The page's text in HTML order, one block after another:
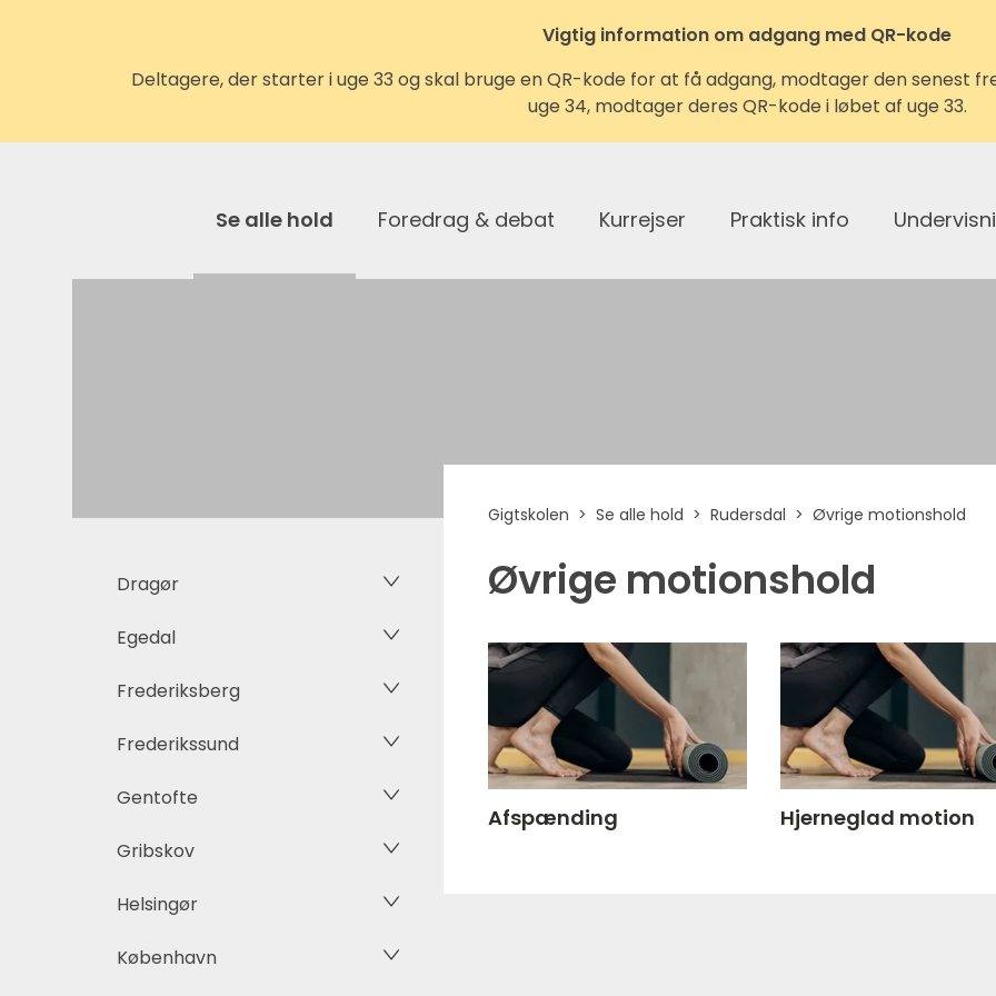
Vigtig information om adgang med QR-kode
Deltagere, der starter i uge 33 og skal bruge en QR-kode for at få adgang, modtager den senest
uge 34, modtager deres QR-kode i løbet af uge 33.
Se alle hold Foredrag & debat Kurrejser Praktisk info
Dragør
Egedal
Frederiksberg
Frederikssund
Gentofte
Gribskov
Helsingør
København
Gigtskolen Se alle hold Rudersdal Øvrige motionshold
Øvrige motionshold
Afspænding Hjerneglad motion